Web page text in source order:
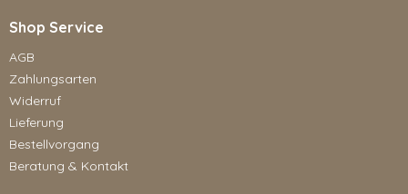
Shop Service
AGB
Zahlungsarten
Widerruf
Lieferung
Bestellvorgang
Beratung & Kontakt